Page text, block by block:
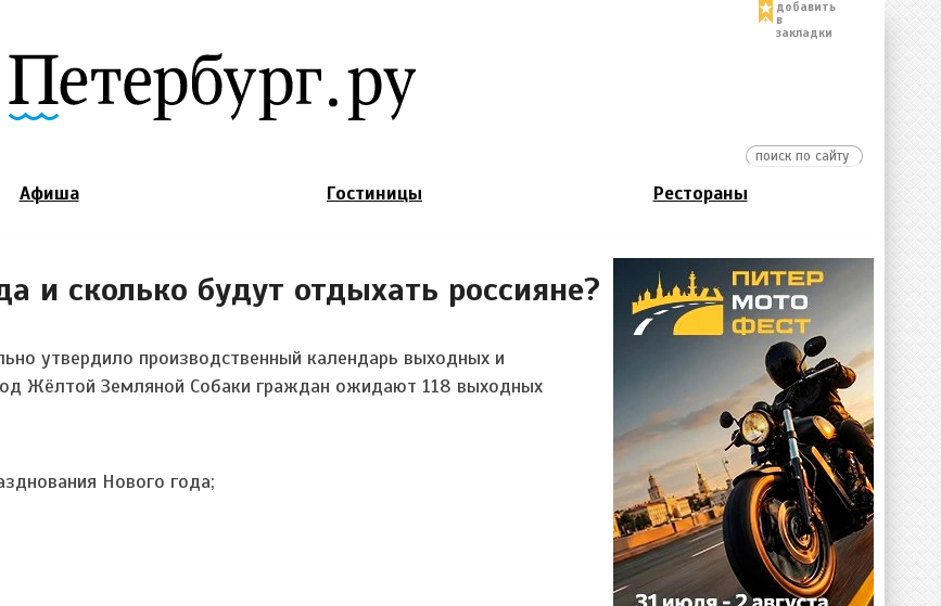
добавить
в
закладки
Афиша Гостиницы Рестораны
и сколько будут отдыхать россияне?
утвердило производственный календарь выходных и
Жёлтой Земляной Собаки граждан ожидают 118 выходных
Нового года;